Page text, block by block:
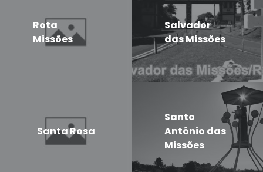
Rota
Missões
Salvador
das Missões
Santa Rosa
Santo
Antônio das
Missões